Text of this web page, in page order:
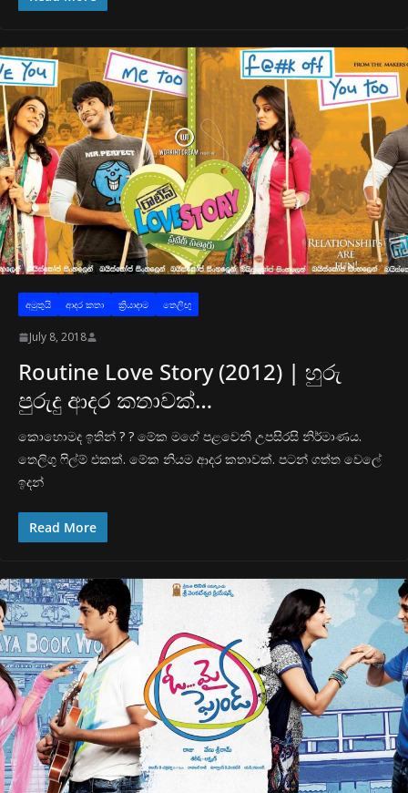
අමුතුයි ආද‍ර කතා ක්‍රියාදාම තෙලිඟු
July 8, 2018
Routine Love Story (2012) | හුරු
පුරුදු ආදර කතාවක්…
කොහොමද ඉතින් ? ? මේක මගේ පළවෙනි උපසිරසි නිර්මාණය.
තෙලිගු ෆිල්ම් එකක්. මේක නියම ආදර කතාවක්. පටන් ගත්ත වෙලේ
ඉදන්
Read More